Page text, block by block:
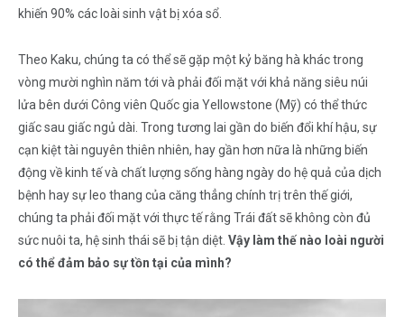
khiến 90% các loài sinh vật bị xóa sổ.
Theo Kaku, chúng ta có thể sẽ gặp một kỷ băng hà khác trong
vòng mười nghìn năm tới và phải đối mặt với khả năng siêu núi
lửa bên dưới Công viên Quốc gia Yellowstone (Mỹ) có thể thức
giấc sau giấc ngủ dài. Trong tương lai gần do biến đổi khí hậu, sự
cạn kiệt tài nguyên thiên nhiên, hay gần hơn nữa là những biến
động về kinh tế và chất lượng sống hàng ngày do hệ quả của dịch
bệnh hay sự leo thang của căng thẳng chính trị trên thế giới,
chúng ta phải đối mặt với thực tế rằng Trái đất sẽ không còn đủ
sức nuôi ta, hệ sinh thái sẽ bị tận diệt. Vậy làm thế nào loài người
có thể đảm bảo sự tồn tại của mình?